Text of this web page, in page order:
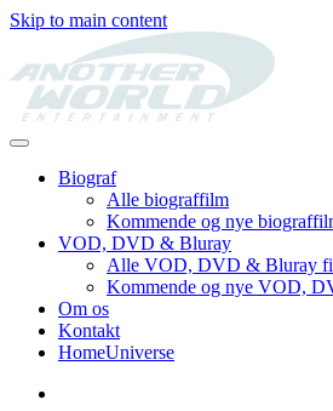
Skip to main content
Biograf
Alle biograffilm
Kommende og nye
VOD, DVD & Bluray
Alle VOD, DVD & Bluray
Kommende og nye VOD,
Om os
Kontakt
HomeUniverse